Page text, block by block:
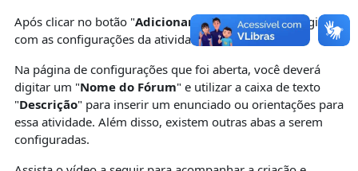
Após clicar no botão "Adicionar" será aberta uma página
com as configurações da atividade escolhida.
Na página de configurações que foi aberta, você deverá
digitar um "Nome do Fórum" e utilizar a caixa de texto
"Descrição" para inserir um enunciado ou orientações para
essa atividade. Além disso, existem outras abas a serem
configuradas.